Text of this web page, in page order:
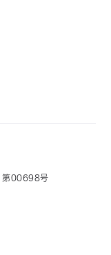
第00698号